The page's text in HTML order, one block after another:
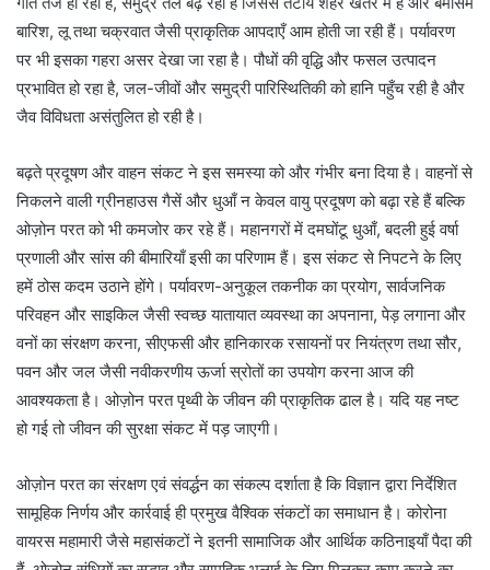
बारिश, लू तथा चक्रवात जैसी प्राकृतिक आपदाएँ आम होती जा रही हैं। पर्यावरण
पर भी इसका गहरा असर देखा जा रहा है। पौधों की वृद्धि और फसल उत्पादन
प्रभावित हो रहा है, जल-जीवों और समुद्री पारिस्थितिकी को हानि पहुँच रही है और
जैव विविधता असंतुलित हो रही है।
बढ़ते प्रदूषण और वाहन संकट ने इस समस्या को और गंभीर बना दिया है। वाहनों से
निकलने वाली ग्रीनहाउस गैसें और धुआँ न केवल वायु प्रदूषण को बढ़ा रहे हैं बल्कि
ओज़ोन परत को भी कमजोर कर रहे हैं। महानगरों में दमघोंटू धुआँ, बदली हुई वर्षा
प्रणाली और सांस की बीमारियाँ इसी का परिणाम हैं। इस संकट से निपटने के लिए
हमें ठोस कदम उठाने होंगे। पर्यावरण-अनुकूल तकनीक का प्रयोग, सार्वजनिक
परिवहन और साइकिल जैसी स्वच्छ यातायात व्यवस्था का अपनाना, पेड़ लगाना और
वनों का संरक्षण करना, सीएफसी और हानिकारक रसायनों पर नियंत्रण तथा सौर,
पवन और जल जैसी नवीकरणीय ऊर्जा स्रोतों का उपयोग करना आज की
आवश्यकता है। ओज़ोन परत पृथ्वी के जीवन की प्राकृतिक ढाल है। यदि यह नष्ट
हो गई तो जीवन की सुरक्षा संकट में पड़ जाएगी।
ओज़ोन परत का संरक्षण एवं संवर्द्धन का संकल्प दर्शाता है कि विज्ञान द्वारा निर्देशित
सामूहिक निर्णय और कार्रवाई ही प्रमुख वैश्विक संकटों का समाधान है। कोरोना
वायरस महामारी जैसे महासंकटों ने इतनी सामाजिक और आर्थिक कठिनाइयाँ पैदा की